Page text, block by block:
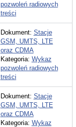
pozwoleń radiowych
treści
Dokument: Stacje
GSM, UMTS, LTE
oraz CDMA
Kategoria: Wykaz
pozwoleń radiowych
treści
Dokument: Stacje
GSM, UMTS, LTE
oraz CDMA
Kategoria: Wykaz